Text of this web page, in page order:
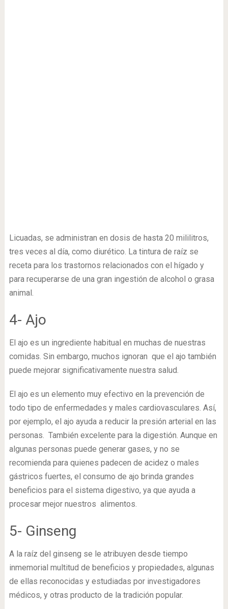
Licuadas, se administran en dosis de hasta 20 mililitros,
tres veces al día, como diurético. La tintura de raíz se
receta para los trastornos relacionados con el hígado y
para recuperarse de una gran ingestión de alcohol o grasa
animal.
4- Ajo
El ajo es un ingrediente habitual en muchas de nuestras
comidas. Sin embargo, muchos ignoran que el ajo también
puede mejorar significativamente nuestra salud.
El ajo es un elemento muy efectivo en la prevención de
todo tipo de enfermedades y males cardiovasculares. Así,
por ejemplo, el ajo ayuda a reducir la presión arterial en las
personas. También excelente para la digestión. Aunque en
algunas personas puede generar gases, y no se
recomienda para quienes padecen de acidez o males
gástricos fuertes, el consumo de ajo brinda grandes
beneficios para el sistema digestivo, ya que ayuda a
procesar mejor nuestros alimentos.
5- Ginseng
A la raíz del ginseng se le atribuyen desde tiempo
inmemorial multitud de beneficios y propiedades, algunas
de ellas reconocidas y estudiadas por investigadores
médicos, y otras producto de la tradición popular.